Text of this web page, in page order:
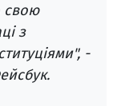
свою
з
-